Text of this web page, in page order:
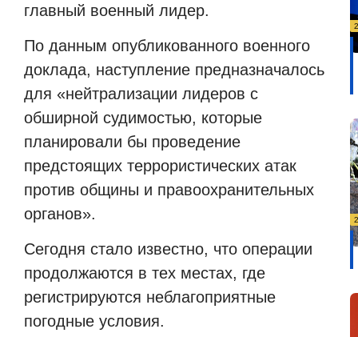
главный военный лидер.
По данным опубликованного военного
доклада, наступление предназначалось
для «нейтрализации лидеров с
обширной судимостью, которые
планировали бы проведение
предстоящих террористических атак
против общины и правоохранительных
органов».
Сегодня стало известно, что операции
продолжаются в тех местах, где
регистрируются неблагоприятные
погодные условия.